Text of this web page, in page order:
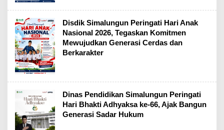
Disdik Simalungun Peringati Hari Anak
Nasional 2026, Tegaskan Komitmen
Mewujudkan Generasi Cerdas dan
Berkarakter
Dinas Pendidikan Simalungun Peringati
Hari Bhakti Adhyaksa ke-66, Ajak Bangun
Generasi Sadar Hukum